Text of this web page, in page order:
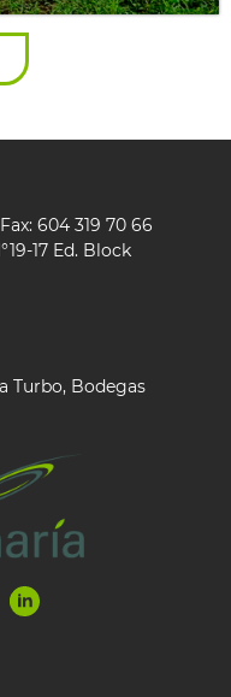
604 319 70 66
17 Ed. Block
Turbo, Bodegas